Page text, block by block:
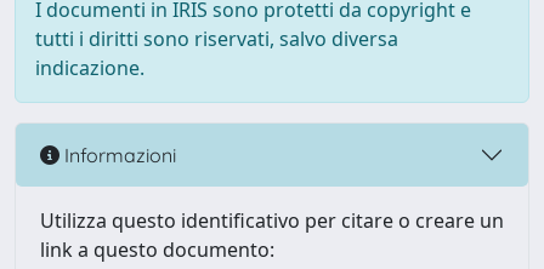
I documenti in IRIS sono protetti da copyright e
tutti i diritti sono riservati, salvo diversa
indicazione.
Informazioni
Utilizza questo identificativo per citare o creare un
link a questo documento: